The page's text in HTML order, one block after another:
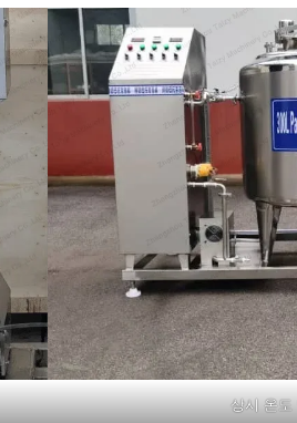
상시 온도